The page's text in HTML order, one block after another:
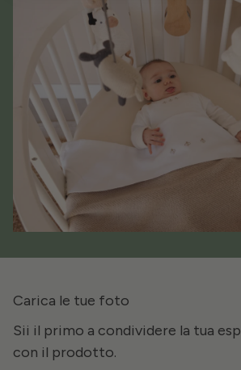
Carica le tue foto
Sii il primo a condividere la tua
con il prodotto.